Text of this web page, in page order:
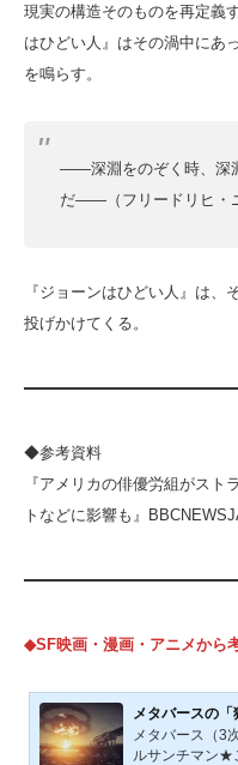
現実の構造そのものを再定義
はひどい人』はその渦中にあ
を鳴らす。
――深淵をのぞく時、深
だ――（フリードリヒ・
『ジョーンはひどい人』は
投げかけてくる。
◆参考資料
『アメリカの俳優労組がスト
トなどに影響も』
◆SF映画・漫画・アニメから
メタバースの
メタバース（3
ルサンチマン★